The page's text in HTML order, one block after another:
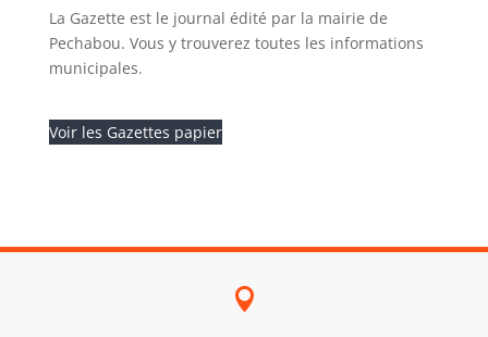
La Gazette est le journal édité par la mairie de
Pechabou. Vous y trouverez toutes les informations
municipales.
Voir les Gazettes papier
